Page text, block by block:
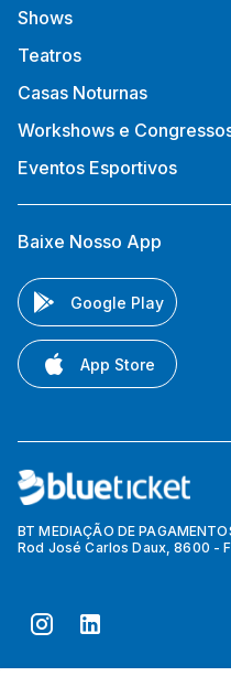
Shows
Teatros
Casas Noturnas
Workshows e
Eventos Esportivos
Baixe Nosso App
Google Play
App Store
BT MEDIAÇÃO DE
Rod José Carlos Daux, 8600 -